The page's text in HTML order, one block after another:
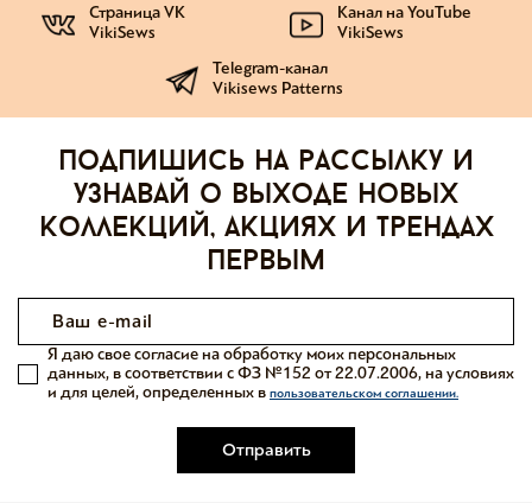
Страница VK
VikiSews
Канал на YouTube
VikiSews
Telegram-канал
Vikisews Patterns
Подпишись на рассылку и
узнавай о выходе новых
коллекций, акциях и трендах
первым
Отправить
Я даю свое согласие на обработку моих персональных
данных, в соответствии с ФЗ №152 от 22.07.2006, на условиях
и для целей, определенных в пользовательском соглашении.